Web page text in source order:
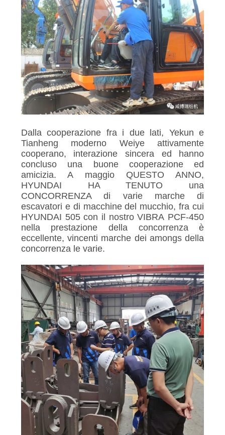
Dalla cooperazione fra i due lati, Yekun e
Tianheng moderno Weiye attivamente
cooperano, interazione sincera ed hanno
concluso una buone cooperazione ed
amicizia. A maggio QUESTO ANNO,
HYUNDAI HA TENUTO una
CONCORRENZA di varie marche di
escavatori e di macchine del mucchio, fra cui
HYUNDAI 505 con il nostro VIBRA PCF-450
nella prestazione della concorrenza è
eccellente, vincenti marche dei amongs della
concorrenza le varie.